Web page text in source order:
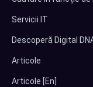
Servicii IT
Descoperă Digital
Articole
Articole [En]